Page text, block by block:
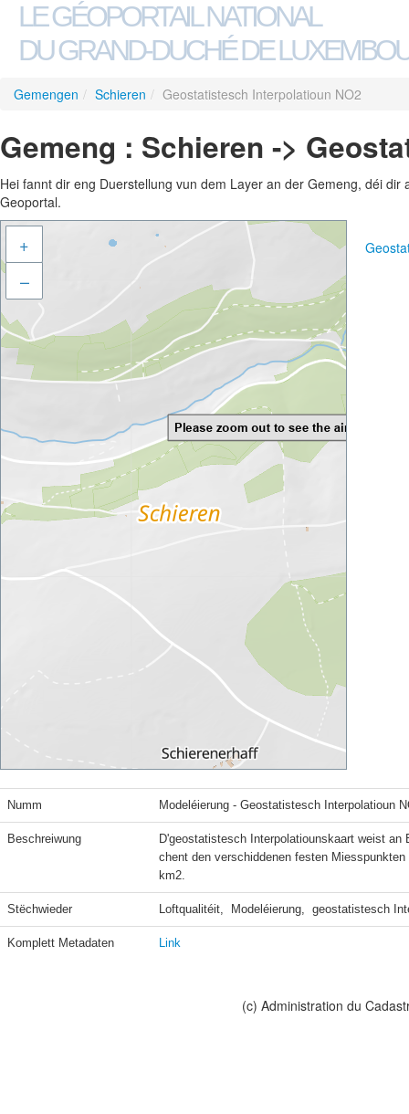
LE GÉOPORTAIL NATIONAL
DU GRAND-DUCHÉ DE
Gemengen / Schieren / Geostatistesch Interpolatioun NO2
Gemeng : Schieren ->
Hei fannt dir eng Duerstellung vun dem Layer an der Gemeng, déi
Geoportal.
+
–
Numm Modeléierung - Geostatistesch Interpolatioun
Beschreiwung
D'geostatistesch Interpolatiounskaart weist
chent den verschiddenen festen
km2.
Stëchwieder Loftqualitéit,  Modeléierung,  geostatistesch
Komplett Metadaten Link
(c) Administration du